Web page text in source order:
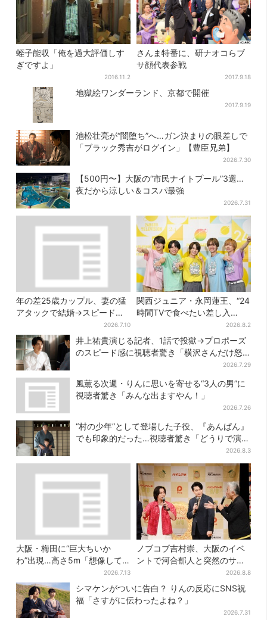
蛭子能収「俺を過大評価しす
ぎですよ」
2016.11.2
さんま特番に、研ナオコらブ
サ顔代表参戦
2017.9.18
地獄絵ワンダーランド、京都で開催
2017.9.19
池松壮亮が“闇堕ち”へ…ガン決まりの眼差しで
「ブラック秀吉がログイン」【豊臣兄弟】
2026.7.30
【500円〜】大阪の“市民ナイトプール”3選…
夜だから涼しい＆コスパ最強
2026.7.31
年の差25歳カップル、妻の猛
アタックで結婚→スピード離
婚に…驚きの理由は「新しい
髪型」
2026.7.10
関西ジュニア・永岡蓮王、“24
時間TVで食べたい差し入
れ”は？「キッチンカーが良い
です！」会場沸く
2026.8.2
井上祐貴演じる記者、1話で投獄→プロポーズ
のスピード感に視聴者驚き「横沢さんだけ怒
2026.7.29
風薫る次週・りんに思いを寄せる“3人の男”に
視聴者驚き「みんな出ますやん！」
2026.7.26
“村の少年”として登場した子役、『あんぱん』
でも印象的だった…視聴者驚き「どうりで演技
2026.8.3
大阪・梅田に“巨大ちいか
わ”出現…高さ5m「想像して
たより結構デカい」「ちい
さ…くはない」
2026.7.13
ノブコブ吉村崇、大阪のイベ
ントで河合郁人と突然のサシ
トーク…名物プロデューサー
の“無茶振り”に混乱「狂って
る！」
2026.8.8
シマケンがついに告白？ りんの反応にSNS祝
福「さすがに伝わったよね？」
2026.7.31